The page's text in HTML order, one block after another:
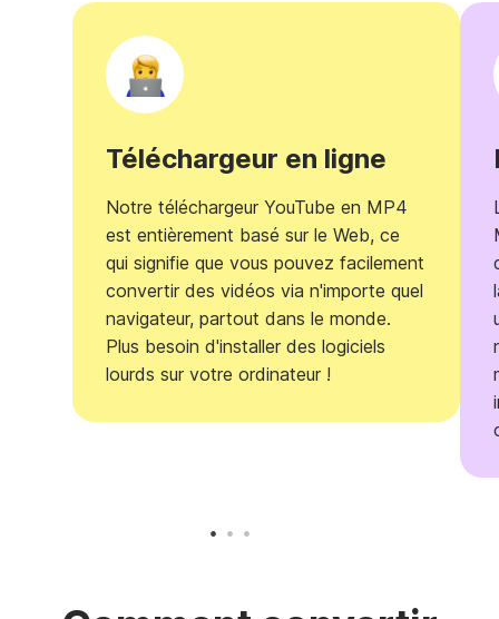
Téléchargeur en ligne
Notre téléchargeur YouTube en MP4
est entièrement basé sur le Web, ce
qui signifie que vous pouvez facilement
convertir des vidéos via n'importe quel
navigateur, partout dans le monde.
Plus besoin d'installer des logiciels
lourds sur votre ordinateur !